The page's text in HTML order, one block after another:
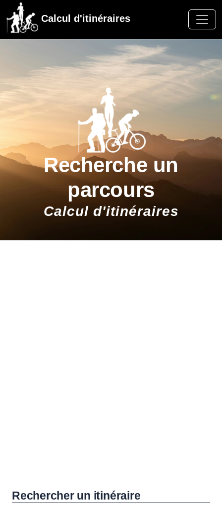
Calcul d'itinéraires
Recherche un
parcours
Calcul d'itinéraires
Rechercher un itinéraire